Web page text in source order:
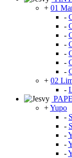
+ 01
-
-
-
-
-
-
-
+ 02
-
+Yupo
-
-
-
-
-